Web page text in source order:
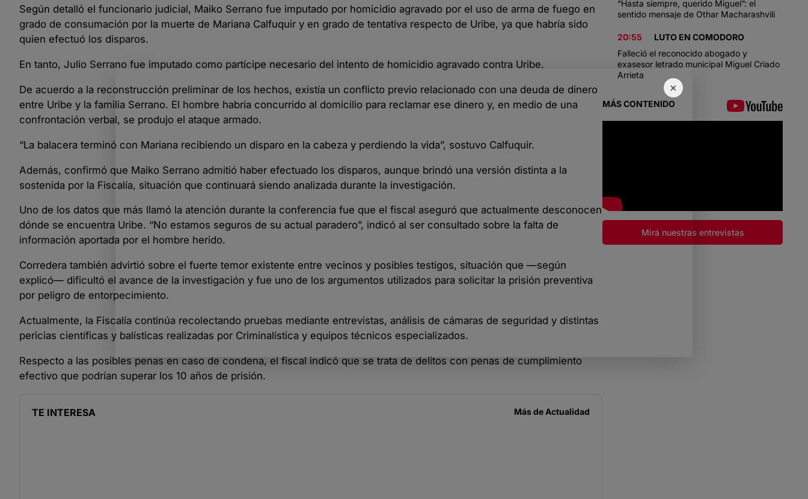
×
Según detalló el funcionario judicial, Maiko Serrano fue imputado por homicidio agravado por el uso de arma de fuego en
grado de consumación por la muerte de Mariana Calfuquir y en grado de tentativa respecto de Uribe, ya que habría sido
quien efectuó los disparos.
En tanto, Julio Serrano fue imputado como partícipe necesario del intento de homicidio agravado contra Uribe.
De acuerdo a la reconstrucción preliminar de los hechos, existía un conflicto previo relacionado con una deuda de dinero
entre Uribe y la familia Serrano. El hombre habría concurrido al domicilio para reclamar ese dinero y, en medio de una
confrontación verbal, se produjo el ataque armado.
“La balacera terminó con Mariana recibiendo un disparo en la cabeza y perdiendo la vida”, sostuvo Calfuquir.
Además, confirmó que Maiko Serrano admitió haber efectuado los disparos, aunque brindó una versión distinta a la
sostenida por la Fiscalía, situación que continuará siendo analizada durante la investigación.
Uno de los datos que más llamó la atención durante la conferencia fue que el fiscal aseguró que actualmente desconocen
dónde se encuentra Uribe. “No estamos seguros de su actual paradero”, indicó al ser consultado sobre la falta de
información aportada por el hombre herido.
Corredera también advirtió sobre el fuerte temor existente entre vecinos y posibles testigos, situación que —según
explicó— dificultó el avance de la investigación y fue uno de los argumentos utilizados para solicitar la prisión preventiva
por peligro de entorpecimiento.
Actualmente, la Fiscalía continúa recolectando pruebas mediante entrevistas, análisis de cámaras de seguridad y distintas
pericias científicas y balísticas realizadas por Criminalística y equipos técnicos especializados.
Respecto a las posibles penas en caso de condena, el fiscal indicó que se trata de delitos con penas de cumplimiento
efectivo que podrían superar los 10 años de prisión.
TE INTERESA Más de Actualidad
“Hasta siempre, querido Miguel”: el
sentido mensaje de Othar Macharashvili
20:55
LUTO EN COMODORO
Falleció el reconocido abogado y
exasesor letrado municipal Miguel Criado
Arrieta
MÁS CONTENIDO
Mirá nuestras entrevistas